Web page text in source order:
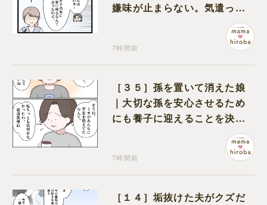
嫌味が止まらない。気遣って
7時間前
［３５］孫を置いて消えた娘
｜大切な孫を安心させるため
にも養子に迎えることを決心
7時間前
［１４］垢抜けた夫がクズだ